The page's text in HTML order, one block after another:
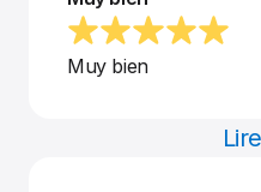
Muy bien